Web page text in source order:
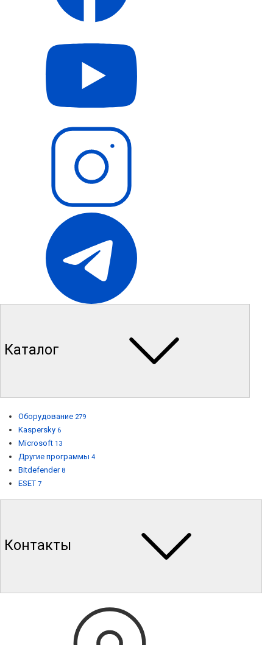
Каталог
Оборудование 279
Kaspersky 6
Microsoft 13
Другие программы 4
Bitdefender 8
ESET 7
Контакты